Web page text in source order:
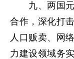
九、两国元
合作，深化打
人口贩卖、网
力建设领域务